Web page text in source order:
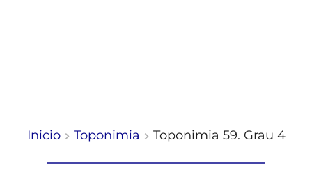
Inicio Toponimia Toponimia 59. Grau 4